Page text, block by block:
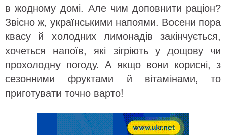
в жодному домі. Але чим доповнити раціон?
Звісно ж, українськими напоями. Восени пора
квасу й холодних лимонадів закінчується,
хочеться напоїв, які зігріють у дощову чи
прохолодну погоду. А якщо вони корисні, з
сезонними фруктами й вітамінами, то
приготувати точно варто!